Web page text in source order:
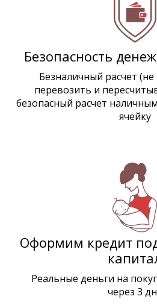
Безопасность
Безналичный расчет
перевозить и
безопасный расчет
ячейку
Оформим кредит
Реальные деньги на
через 3